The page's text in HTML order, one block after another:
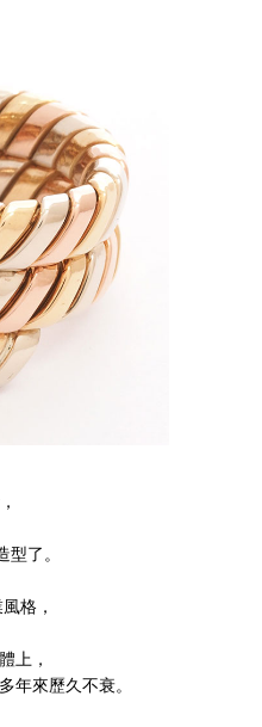
了。
格，
上，
年來歷久不衰。